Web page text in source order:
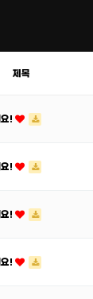
제목
!
!
!
!